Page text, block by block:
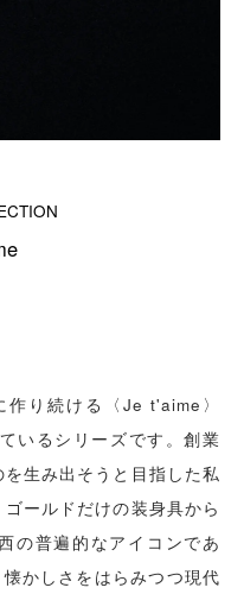
り続ける〈Je t'aime〉
いるシリーズです。創業
生み出そうと目指した私
ールドだけの装身具から
の普遍的なアイコンであ
かしさをはらみつつ現代